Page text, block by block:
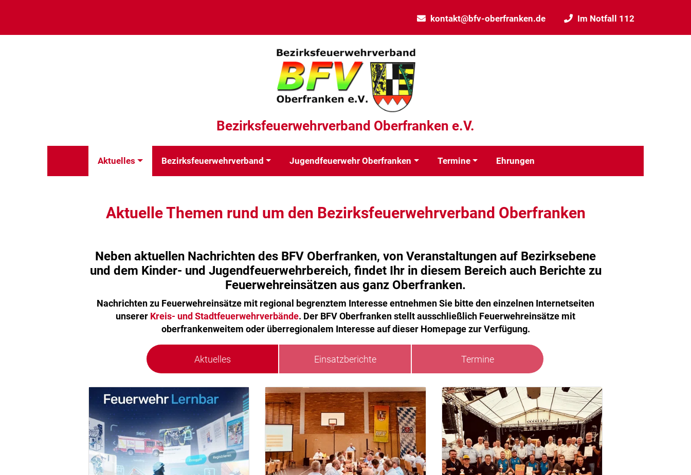
kontakt@bfv-oberfranken.de Im Notfall 112
Bezirksfeuerwehrverband Oberfranken e.V.
Aktuelles Bezirksfeuerwehrverband Jugendfeuerwehr Oberfranken Termine Ehrungen
Aktuelle Themen rund um den Bezirksfeuerwehrverband Oberfranken
Neben aktuellen Nachrichten des BFV Oberfranken, von Veranstaltungen auf Bezirksebene
und dem Kinder- und Jugendfeuerwehrbereich, findet Ihr in diesem Bereich auch Berichte zu
Feuerwehreinsätzen aus ganz Oberfranken.
Nachrichten zu Feuerwehreinsätze mit regional begrenztem Interesse entnehmen Sie bitte den einzelnen Internetseiten
unserer Kreis- und Stadtfeuerwehrverbände. Der BFV Oberfranken stellt ausschließlich Feuerwehreinsätze mit
oberfrankenweitem oder überregionalem Interesse auf dieser Homepage zur Verfügung.
Aktuelles Einsatzberichte Termine